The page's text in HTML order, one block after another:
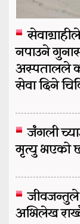
नपाउने
अस्पतालले
सेवा दिने
जंगली
मृत्यु भएको छ
जीवजन्तुले
अभिलेख